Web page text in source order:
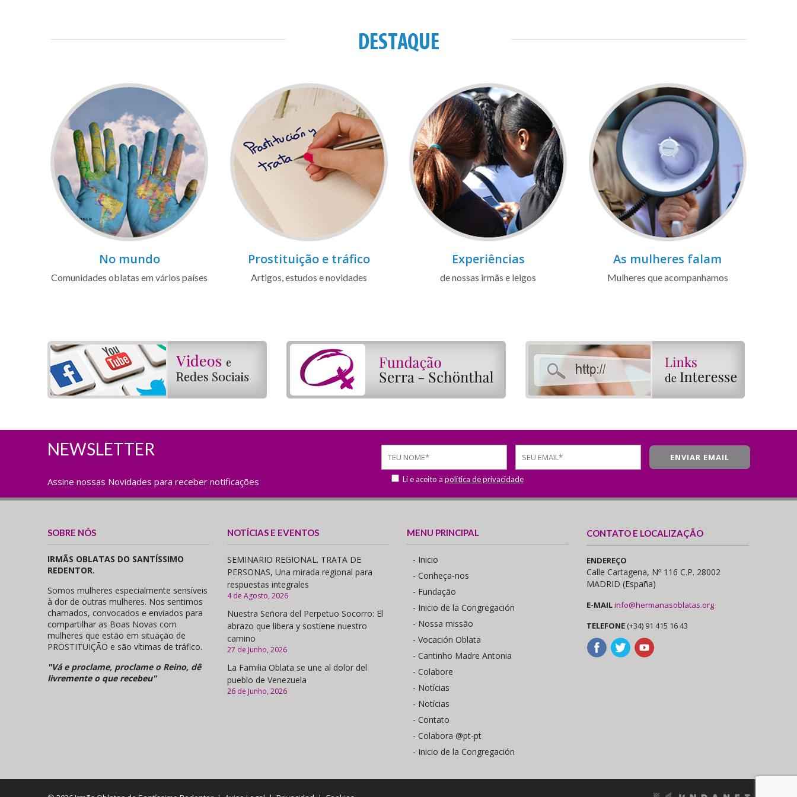
DESTAQUE
No mundo
Comunidades oblatas em vários países
Prostituição e tráfico
Artigos, estudos e novidades
Experiências
de nossas irmãs e leigos
As mulheres falam
Mulheres que acompanhamos
NEWSLETTER
Assine nossas Novidades para receber notificações Li e aceito a política de privacidade
SOBRE NÓS
IRMÃS OBLATAS DO SANTÍSSIMO
REDENTOR.
Somos mulheres especialmente sensíveis
à dor de outras mulheres. Nos sentimos
chamados, convocados e enviados para
compartilhar as Boas Novas com
mulheres que estão em situação de
PROSTITUIÇÃO e são vítimas de tráfico.
"Vá e proclame, proclame o Reino, dê
livremente o que recebeu"
NOTÍCIAS E EVENTOS
SEMINARIO REGIONAL. TRATA DE
PERSONAS, Una mirada regional para
respuestas integrales
4 de Agosto, 2026
Nuestra Señora del Perpetuo Socorro: El
abrazo que libera y sostiene nuestro
camino
27 de Junho, 2026
La Familia Oblata se une al dolor del
pueblo de Venezuela
26 de Junho, 2026
MENU PRINCIPAL
- Inicio
- Conheça-nos
- Fundação
- Inicio de la Congregación
- Nossa missão
- Vocación Oblata
- Cantinho Madre Antonia
- Colabore
- Notícias
- Notícias
- Contato
- Colabora @pt-pt
- Inicio de la Congregación
CONTATO E LOCALIZAÇÃO
ENDEREÇO
Calle Cartagena, Nº 116 C.P. 28002
MADRID (España)
E-MAILinfo@hermanasoblatas.org
TELEFONE (+34) 91 415 16 43